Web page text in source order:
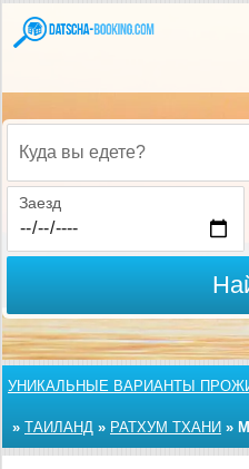
Куда вы едете?
Заезд
УНИКАЛЬНЫЕ ВАРИАНТЫ
» ТАИЛАНД » РАТХУМ ТХАНИ »